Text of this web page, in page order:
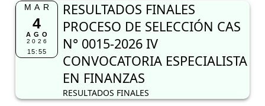
MAR
4
AGO
2026
15:55
RESULTADOS FINALES
PROCESO DE SELECCIÓN CAS
N° 0015-2026 IV
CONVOCATORIA ESPECIALISTA
EN FINANZAS
RESULTADOS FINALES